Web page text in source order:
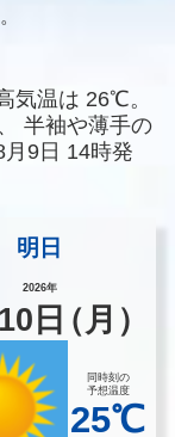
気温は 26℃。
半袖や薄手の
月9日 14時発
明日
2026年
10 日（月）
同時刻の
予想温度
25℃